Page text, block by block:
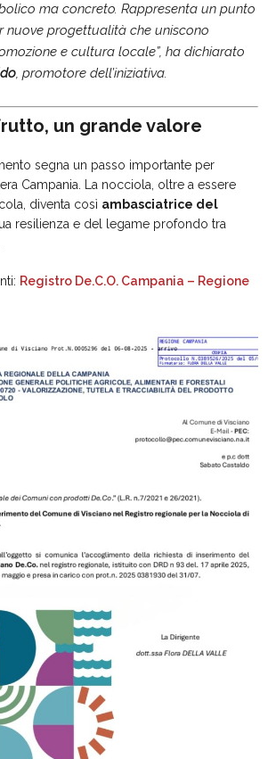
ma concreto. Rappresenta un punto
nuove progettualità che uniscono
e cultura locale”, ha dichiarato
, promotore dell’iniziativa.
un grande valore
segna un passo importante per
Campania. La nocciola, oltre a essere
diventa così ambasciatrice del
resilienza e del legame profondo tra
Registro De.C.O. Campania – Regione